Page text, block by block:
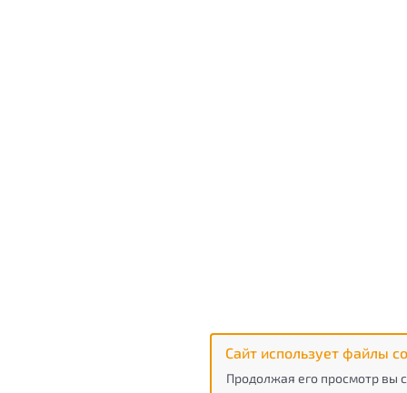
Сайт использует файлы
Продолжая его просмотр вы